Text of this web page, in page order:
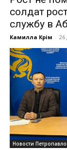
солдат
службу в
Камилла Кәрім - 26
Новости